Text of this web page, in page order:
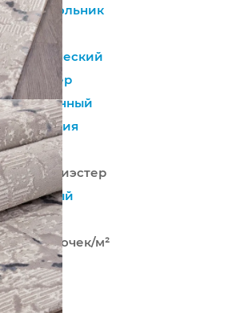
Прямоугольник
Серый
Синтетический
Полиэстер
Современный
Абстракция
Турция
100% Полиэстер
Машинный
Средний
588 000 точек/м²
10 мм
2200 г/м²